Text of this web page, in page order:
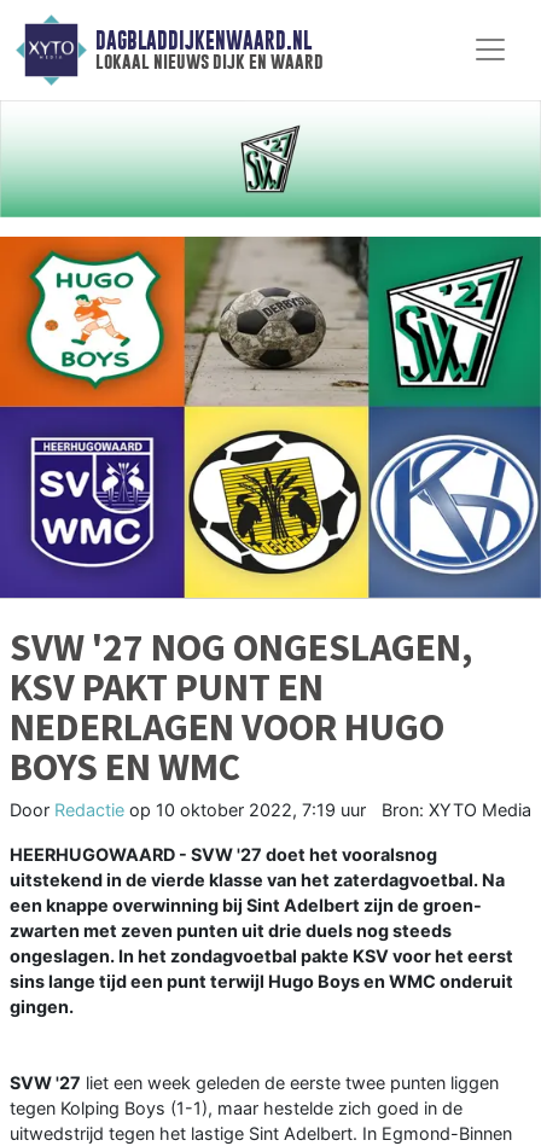
DAGBLADDIJKENWAARD.NL
lokaal nieuws dijk en waard
SVW '27 NOG ONGESLAGEN,
KSV PAKT PUNT EN
NEDERLAGEN VOOR HUGO
BOYS EN WMC
Door Redactie op 10 oktober 2022, 7:19 uur Bron: XYTO Media
HEERHUGOWAARD - SVW '27 doet het vooralsnog
uitstekend in de vierde klasse van het zaterdagvoetbal. Na
een knappe overwinning bij Sint Adelbert zijn de groen-
zwarten met zeven punten uit drie duels nog steeds
ongeslagen. In het zondagvoetbal pakte KSV voor het eerst
sins lange tijd een punt terwijl Hugo Boys en WMC onderuit
gingen.
SVW '27 liet een week geleden de eerste twee punten liggen
tegen Kolping Boys (1-1), maar hestelde zich goed in de
uitwedstrijd tegen het lastige Sint Adelbert. In Egmond-Binnen